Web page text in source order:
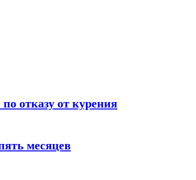
отказу от курения
месяцев